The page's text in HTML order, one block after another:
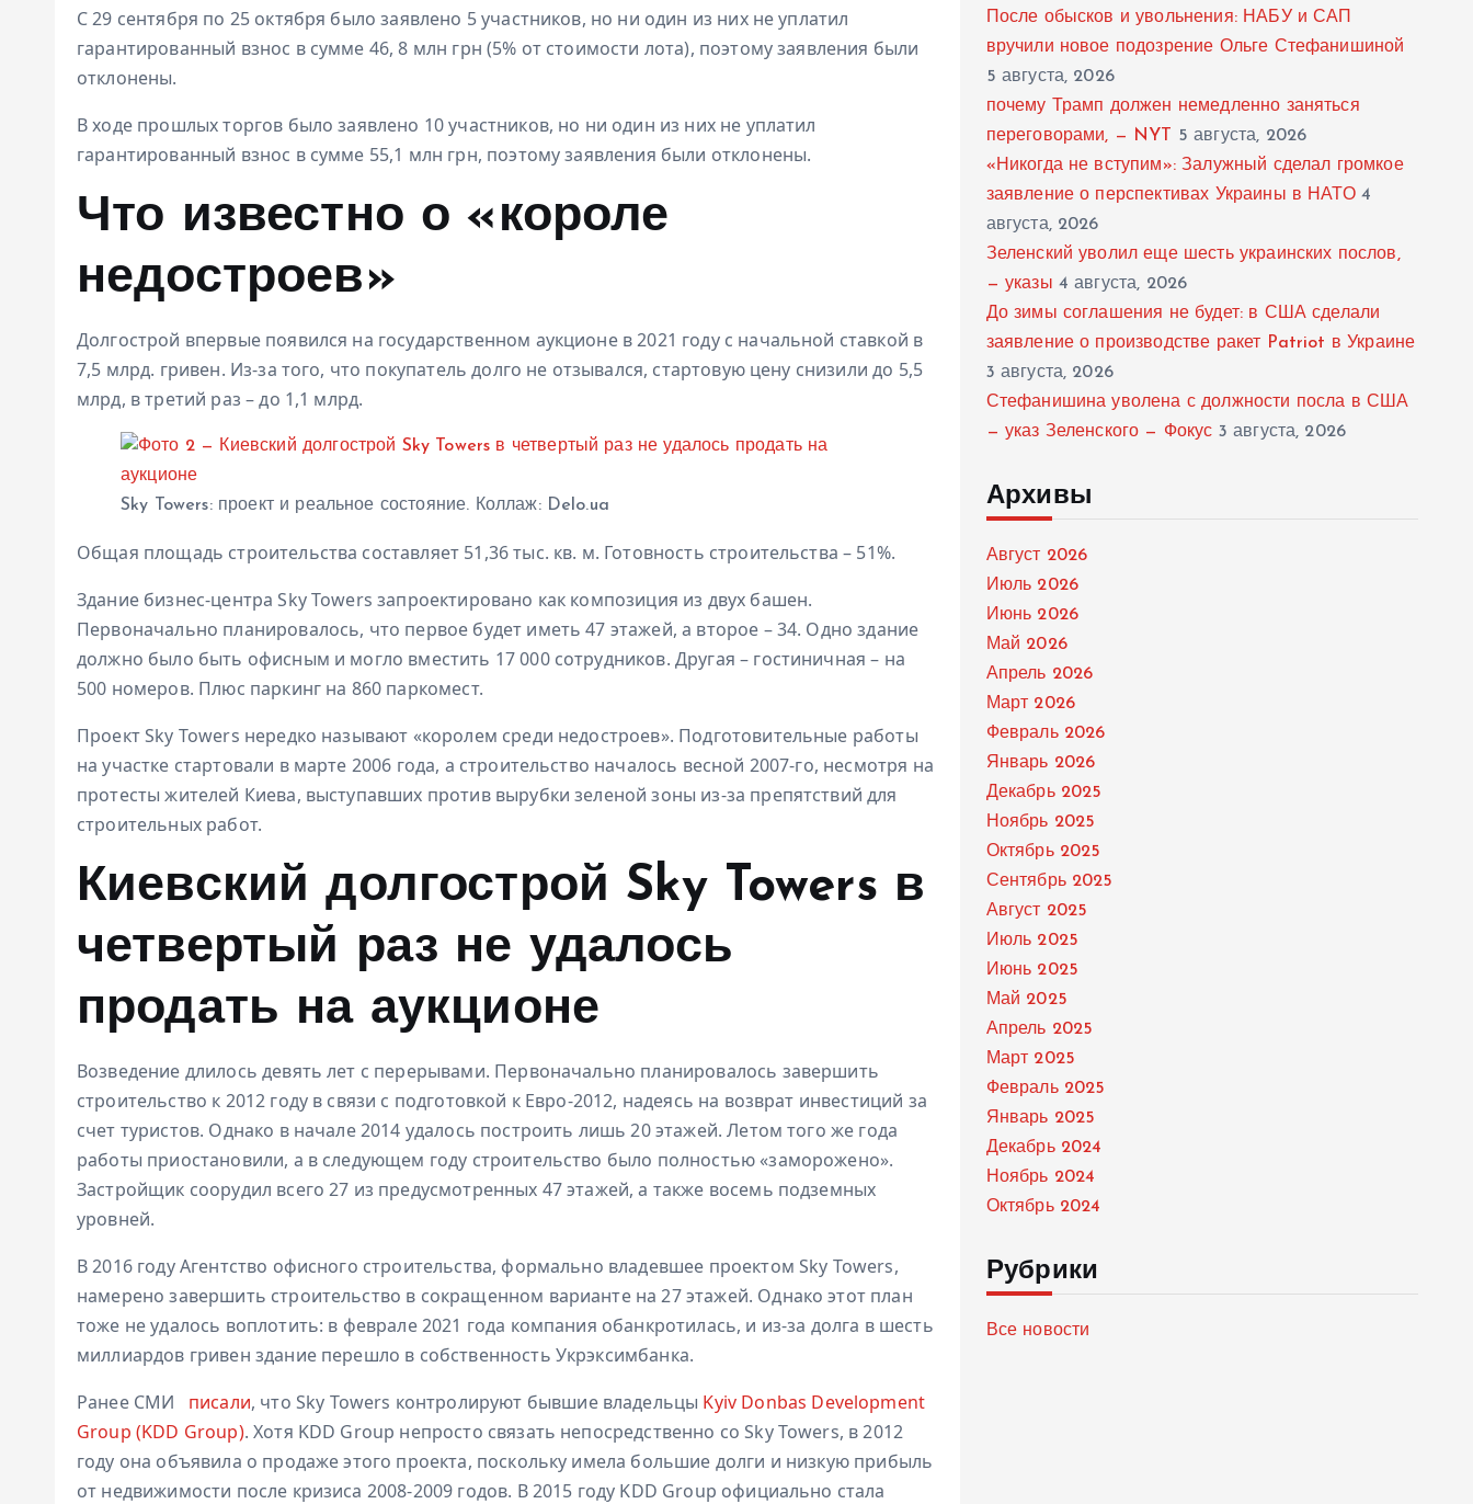
С 29 сентября по 25 октября было заявлено 5 участников, но ни один из них не уплатил
гарантированный взнос в сумме 46, 8 млн грн (5% от стоимости лота), поэтому заявления были
отклонены.
В ходе прошлых торгов было заявлено 10 участников, но ни один из них не уплатил
гарантированный взнос в сумме 55,1 млн грн, поэтому заявления были отклонены.
Что известно о «короле
недостроев»
Долгострой впервые появился на государственном аукционе в 2021 году с начальной ставкой в
7,5 млрд. гривен. Из-за того, что покупатель долго не отзывался, стартовую цену снизили до 5,5
млрд, в третий раз – до 1,1 млрд.
Sky Towers: проект и реальное состояние. Коллаж: Delo.ua
Общая площадь строительства составляет 51,36 тыс. кв. м. Готовность строительства – 51%.
Здание бизнес-центра Sky Towers запроектировано как композиция из двух башен.
Первоначально планировалось, что первое будет иметь 47 этажей, а второе – 34. Одно здание
должно было быть офисным и могло вместить 17 000 сотрудников. Другая – гостиничная – на
500 номеров. Плюс паркинг на 860 паркомест.
ПроектSky Towers нередко называют «королем среди недостроев». Подготовительные работы
на участке стартовали в марте 2006 года, а строительство началось весной 2007-го, несмотря на
протесты жителей Киева, выступавших против вырубки зеленой зоны из-за препятствий для
строительных работ.
Киевский долгострой Sky Towers в
четвертый раз не удалось
продать на аукционе
Возведение длилось девять лет с перерывами. Первоначально планировалось завершить
строительство к 2012 году в связи с подготовкой к Евро-2012, надеясь на возврат инвестиций за
счет туристов. Однако в начале 2014 удалось построить лишь 20 этажей. Летом того же года
работы приостановили, а в следующем году строительство было полностью «заморожено».
Застройщик соорудил всего 27 из предусмотренных 47 этажей, а также восемь подземных
уровней.
В 2016 году Агентство офисного строительства, формально владевшее проектом Sky Towers,
намерено завершить строительство в сокращенном варианте на 27 этажей. Однако этот план
тоже не удалось воплотить: в феврале 2021 года компания обанкротилась, и из-за долга в шесть
миллиардов гривен здание перешло в собственность Укрэксимбанка.
Ранее СМИ
писали, что Sky Towers контролируют бывшие владельцы Kyiv Donbas Development
Group (KDD Group). Хотя KDD Group непросто связать непосредственно со Sky Towers, в 2012
году она объявила о продаже этого проекта, поскольку имела большие долги и низкую прибыль
от недвижимости после кризиса 2008-2009 годов. В 2015 году KDD Group официально стала
После обысков и увольнения: НАБУ и САП
вручили новое подозрение Ольге Стефанишиной
5 августа, 2026
почему Трамп должен немедленно заняться
переговорами, — NYT
5 августа, 2026
«Никогда не вступим»: Залужный сделал громкое
заявление о перспективах Украины в НАТО 4
августа, 2026
Зеленский уволил еще шесть украинских послов,
— указы 4 августа, 2026
До зимы соглашения не будет: в США сделали
заявление о производстве ракет Patriot в Украине
3 августа, 2026
Стефанишина уволена с должности посла в США
— указ Зеленского — Фокус 3 августа, 2026
Архивы
Август 2026
Июль 2026
Июнь 2026
Май 2026
Апрель 2026
Март 2026
Февраль 2026
Январь 2026
Декабрь 2025
Ноябрь 2025
Октябрь 2025
Сентябрь 2025
Август 2025
Июль 2025
Июнь 2025
Май 2025
Апрель 2025
Март 2025
Февраль 2025
Январь 2025
Декабрь 2024
Ноябрь 2024
Октябрь 2024
Рубрики
Все новости